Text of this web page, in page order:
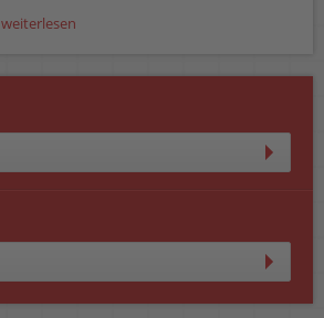
weiterlesen